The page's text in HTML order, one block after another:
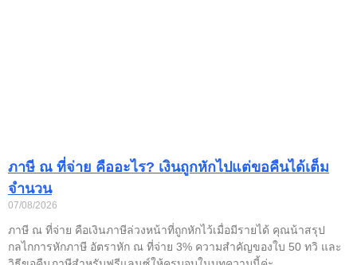
ภาษี ณ ที่จ่าย คืออะไร? เงินถูกหักไปแต่ขอคืนได้เต็ม
จำนวน
07/08/2026
ภาษี ณ ที่จ่าย คือเงินภาษีล่วงหน้าที่ถูกหักไว้เมื่อมีรายได้ คุณน้าสรุป
กลไกการหักภาษี อัตราหัก ณ ที่จ่าย 3% ความสำคัญของใบ 50 ทวิ และ